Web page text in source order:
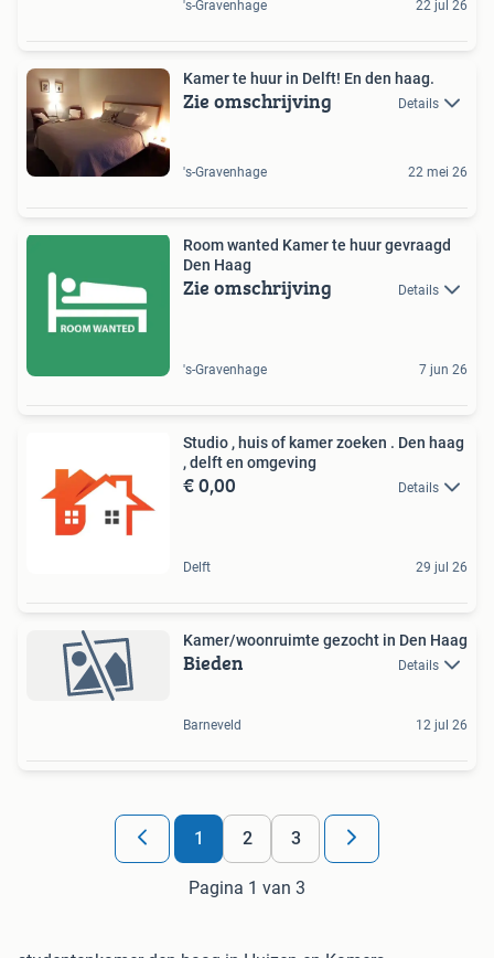
's-Gravenhage 22 jul 26
Kamer te huur in Delft! En den haag.
Zie omschrijving Details
's-Gravenhage 22 mei 26
Room wanted Kamer te huur gevraagd
Den Haag
Zie omschrijving Details
's-Gravenhage 7 jun 26
Studio , huis of kamer zoeken . Den haag
, delft en omgeving
€ 0,00 Details
Delft 29 jul 26
Kamer/woonruimte gezocht in Den Haag
Bieden Details
Barneveld 12 jul 26
1 2 3
Pagina 1 van 3